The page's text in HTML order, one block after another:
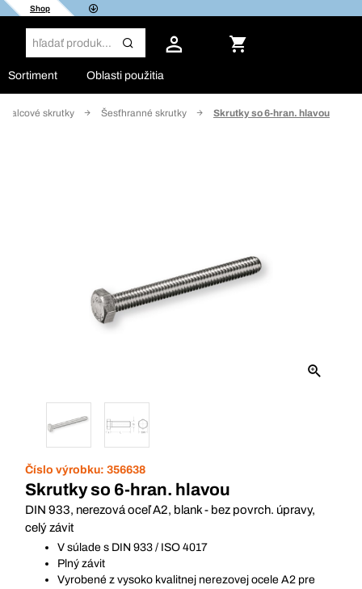
Shop
Sortiment Oblasti použitia
palcové skrutky Šesťhranné skrutky Skrutky so 6-hran. hlavou
Číslo výrobku: 356638
Skrutky so 6-hran. hlavou
DIN 933, nerezová oceľ A2, blank - bez povrch. úpravy,
celý závit
V súlade s DIN 933 / ISO 4017
Plný závit
Vyrobené z vysoko kvalitnej nerezovej ocele A2 pre